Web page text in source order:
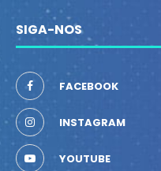
SIGA-NOS
FACEBOOK
INSTAGRAM
YOUTUBE